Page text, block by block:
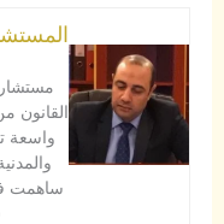
القانون
ساهمت